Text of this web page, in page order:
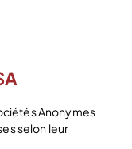
Anonymes
selon leur